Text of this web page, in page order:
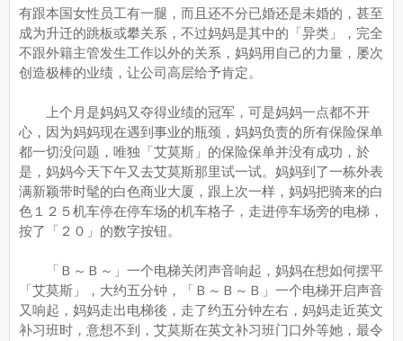
有跟本国女性员工有一腿，而且还不分已婚还是未婚的，甚至
成为升迁的跳板或攀关系，不过妈妈是其中的「异类」，完全
不跟外籍主管发生工作以外的关系，妈妈用自己的力量，屡次
创造极棒的业绩，让公司高层给予肯定。
上个月是妈妈又夺得业绩的冠军，可是妈妈一点都不开
心，因为妈妈现在遇到事业的瓶颈，妈妈负责的所有保险保单
都一切没问题，唯独「艾莫斯」的保险保单并没有成功，於
是，妈妈今天下午又去艾莫斯那里试一试。妈妈到了一栋外表
满新颖带时髦的白色商业大厦，跟上次一样，妈妈把骑来的白
色１２５机车停在停车场的机车格子，走进停车场旁的电梯，
按了「２０」的数字按钮。
「Ｂ～Ｂ～」一个电梯关闭声音响起，妈妈在想如何摆平
「艾莫斯」，大约五分钟，「Ｂ～Ｂ～Ｂ」一个电梯开启声音
又响起，妈妈走出电梯後，走了约五分钟左右，妈妈走近英文
补习班时，意想不到，艾莫斯在英文补习班门口外等她，最令